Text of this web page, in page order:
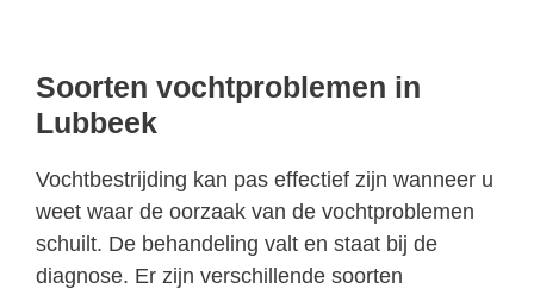
Soorten vochtproblemen in
Lubbeek
Vochtbestrijding kan pas effectief zijn wanneer u
weet waar de oorzaak van de vochtproblemen
schuilt. De behandeling valt en staat bij de
diagnose. Er zijn verschillende soorten